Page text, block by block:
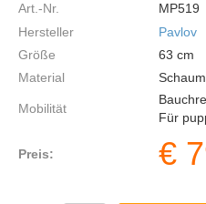
Art.-Nr.
MP519
Hersteller
Pavlov
Größe
63 cm
Material
Mobilität
Für
Preis: €